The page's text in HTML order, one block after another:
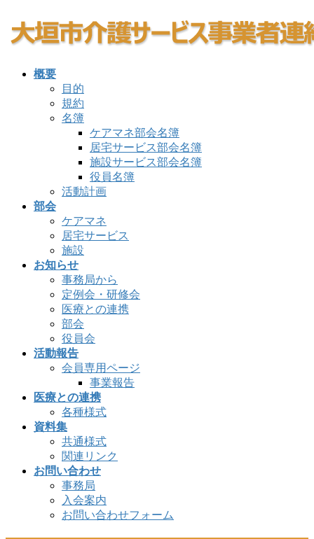
ン
テ
ビ
ゲ
概要
目的
規約
名簿
ケアマネ部会名簿
居宅サービス部会名簿
施設サービス部会名簿
役員名簿
活動計画
部会
ケアマネ
居宅サービス
施設
お知らせ
事務局から
定例会・研修会
医療との連携
部会
役員会
活動報告
会員専用ページ
事業報告
医療との連携
各種様式
資料集
共通様式
関連リンク
お問い合わせ
事務局
入会案内
お問い合わせフォーム